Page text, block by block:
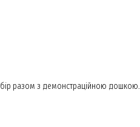
разом з демонстраційною дошкою.